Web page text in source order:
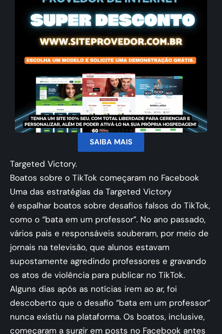
SAIBA MAIS
Targeted Victory.
Boatos sobre o TikTok começaram no Facebook
Uma das estratégias da Targeted Victory
é espalhar boatos sobre desafios falsos do TikTok,
como o “bata em um professor”. No ano passado,
vários pais e responsáveis souberam, por meio de
jornais na televisão, que alunos estavam
supostamente agredindo professores e gravando
os atos de violência para publicar no TikTok.
Alguns dias após as notícias irem ao ar, foi
descoberto que o desafio “bata em um professor”
nunca existiu na plataforma. Os boatos, inclusive,
começaram a surgir em posts no Facebook antes